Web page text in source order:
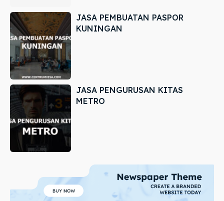
JASA PEMBUATAN PASPOR
KUNINGAN
JASA PENGURUSAN KITAS
METRO